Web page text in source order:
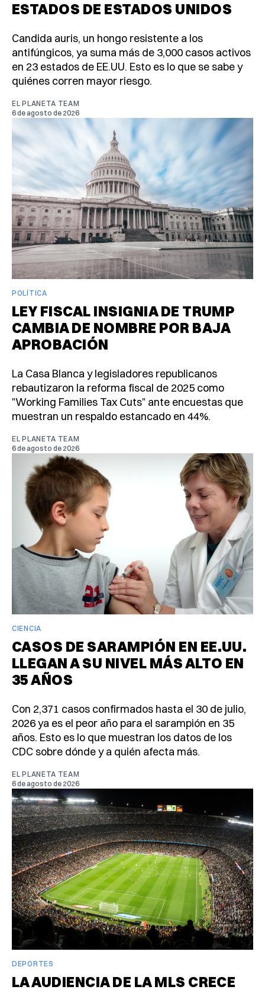
ESTADOS DE ESTADOS UNIDOS
Candida auris, un hongo resistente a los
antifúngicos, ya suma más de 3,000 casos activos
en 23 estados de EE.UU. Esto es lo que se sabe y
quiénes corren mayor riesgo.
EL PLANETA TEAM
6 de agosto de 2026
POLÍTICA
LEY FISCAL INSIGNIA DE TRUMP
CAMBIA DE NOMBRE POR BAJA
APROBACIÓN
La Casa Blanca y legisladores republicanos
rebautizaron la reforma fiscal de 2025 como
"Working Families Tax Cuts" ante encuestas que
muestran un respaldo estancado en 44%.
EL PLANETA TEAM
6 de agosto de 2026
CIENCIA
CASOS DE SARAMPIÓN EN EE.UU.
LLEGAN A SU NIVEL MÁS ALTO EN
35 AÑOS
Con 2,371 casos confirmados hasta el 30 de julio,
2026 ya es el peor año para el sarampión en 35
años. Esto es lo que muestran los datos de los
CDC sobre dónde y a quién afecta más.
EL PLANETA TEAM
6 de agosto de 2026
DEPORTES
LA AUDIENCIA DE LA MLS CRECE